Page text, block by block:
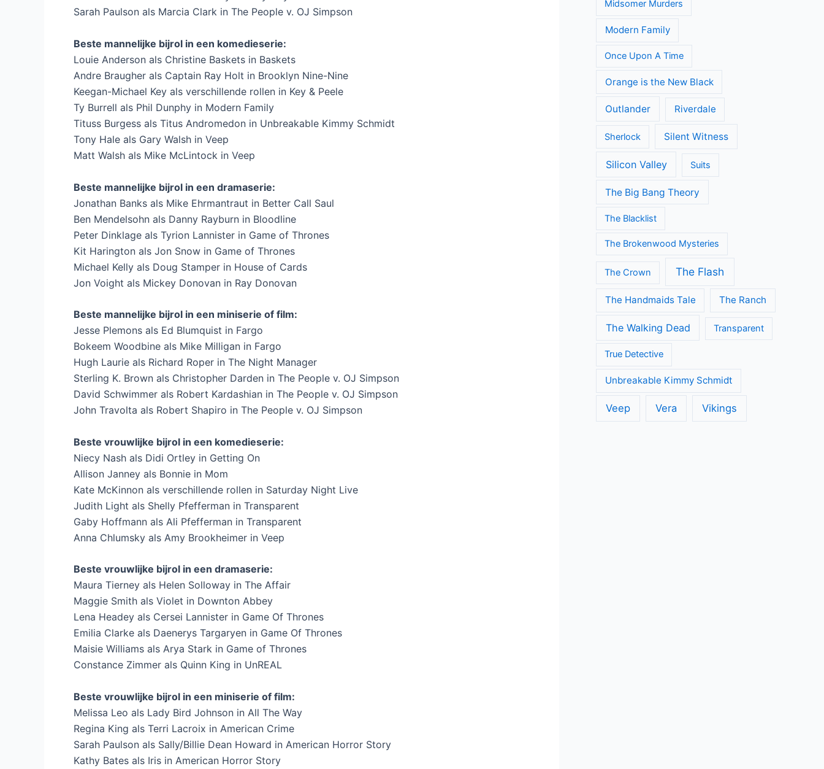
Sarah Paulson als Marcia Clark in The People v. OJ Simpson
Beste mannelijke bijrol in een komedieserie:
Louie Anderson als Christine Baskets in Baskets
Andre Braugher als Captain Ray Holt in Brooklyn Nine-Nine
Keegan-Michael Key als verschillende rollen in Key & Peele
Ty Burrell als Phil Dunphy in Modern Family
Tituss Burgess als Titus Andromedon in Unbreakable Kimmy Schmidt
Tony Hale als Gary Walsh in Veep
Matt Walsh als Mike McLintock in Veep
Beste mannelijke bijrol in een dramaserie:
Jonathan Banks als Mike Ehrmantraut in Better Call Saul
Ben Mendelsohn als Danny Rayburn in Bloodline
Peter Dinklage als Tyrion Lannister in Game of Thrones
Kit Harington als Jon Snow in Game of Thrones
Michael Kelly als Doug Stamper in House of Cards
Jon Voight als Mickey Donovan in Ray Donovan
Beste mannelijke bijrol in een miniserie of film:
Jesse Plemons als Ed Blumquist in Fargo
Bokeem Woodbine als Mike Milligan in Fargo
Hugh Laurie als Richard Roper in The Night Manager
Sterling K. Brown als Christopher Darden in The People v. OJ Simpson
David Schwimmer als Robert Kardashian in The People v. OJ Simpson
John Travolta als Robert Shapiro in The People v. OJ Simpson
Beste vrouwlijke bijrol in een komedieserie:
Niecy Nash als Didi Ortley in Getting On
Allison Janney als Bonnie in Mom
Kate McKinnon als verschillende rollen in Saturday Night Live
Judith Light als Shelly Pfefferman in Transparent
Gaby Hoffmann als Ali Pfefferman in Transparent
Anna Chlumsky als Amy Brookheimer in Veep
Beste vrouwlijke bijrol in een dramaserie:
Maura Tierney als Helen Solloway in The Affair
Maggie Smith als Violet in Downton Abbey
Lena Headey als Cersei Lannister in Game Of Thrones
Emilia Clarke als Daenerys Targaryen in Game Of Thrones
Maisie Williams als Arya Stark in Game of Thrones
Constance Zimmer als Quinn King in UnREAL
Beste vrouwlijke bijrol in een miniserie of film:
Melissa Leo als Lady Bird Johnson in All The Way
Regina King als Terri Lacroix in American Crime
Sarah Paulson als Sally/Billie Dean Howard in American Horror Story
Kathy Bates als Iris in American Horror Story
Midsomer Murders
Modern Family
Once Upon A Time
Orange is the New Black
Outlander Riverdale
Sherlock Silent Witness
Silicon Valley Suits
The Big Bang Theory
The Blacklist
The Brokenwood Mysteries
The Crown The Flash
The Handmaids Tale The Ranch
The Walking Dead Transparent
True Detective
Unbreakable Kimmy Schmidt
Veep Vera Vikings